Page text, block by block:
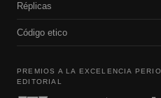
Réplicas
Código etico
PREMIOS A LA EXCELENCIA
EDITORIAL